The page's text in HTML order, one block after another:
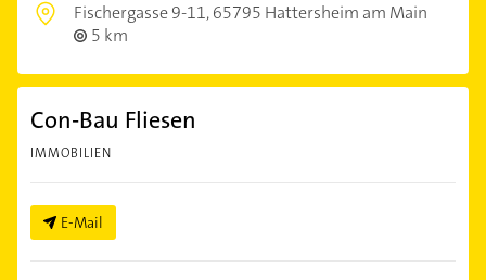
Fischergasse 9-11,65795 Hattersheim am Main
5 km
Con-Bau Fliesen
IMMOBILIEN
E-Mail